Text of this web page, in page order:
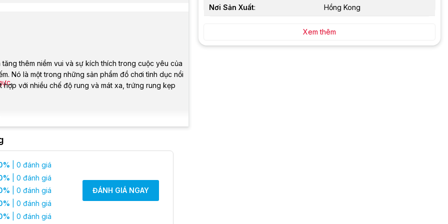
thêm niềm vui và sự kích thích trong cuộc yêu của
Nó là một trong những sản phẩm đồ chơi tình dục nổi
với nhiều chế độ rung và mát xa, trứng rung kẹp
vú
núm vú, là loại sản phẩm tình dục được thiết kế để
miếng kẹp hoặc một miếng kẹp kéo dài, được kết
kích hoạt sẽ tạo ra các xung điện và rung động ở
kinh trên ngực, góp phần tạo ra những cảm xúc
| 0 đánh giá
| 0 đánh giá
| 0 đánh giá
| 0 đánh giá
| 0 đánh giá
ĐÁNH GIÁ NGAY
Nơi Sản Xuất: Hồng Kong
Xem thêm